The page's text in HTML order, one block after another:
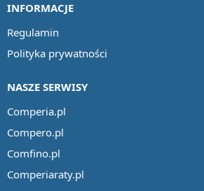
INFORMACJE
Regulamin
Polityka prywatności
NASZE SERWISY
Comperia.pl
Compero.pl
Comfino.pl
Comperiaraty.pl